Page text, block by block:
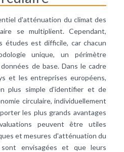
d'atténuation du climat des
se multiplient. Cependant,
études est difficile, car chacun
unique, un périmètre
de base. Dans le cadre
et les entreprises européens,
plus simple d'identifier et de
circulaire, individuellement
les plus grands avantages
peuvent être utiles
et mesures d'atténuation du
envisagées et que leurs